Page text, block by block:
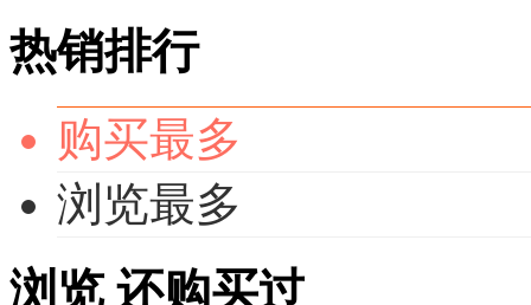
热销排行
购买最多
浏览最多
浏览 还购买过